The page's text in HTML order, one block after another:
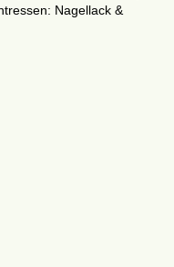
Nagellack &